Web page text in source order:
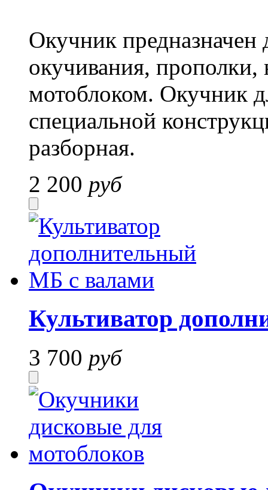
Окучник
окучивания, прополки,
мотоблоком. Окучник
специальной
разборная.
2 200 руб
Культиватор
3 700 руб